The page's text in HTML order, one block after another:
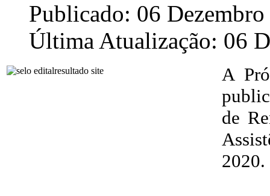
Publicado: 06
Última Atualização: 06
A
de
2020.